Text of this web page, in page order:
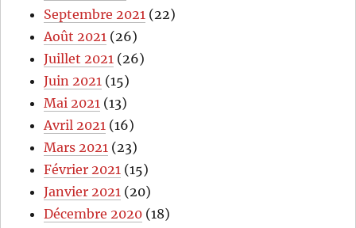
Septembre 2021 (22)
Août 2021 (26)
Juillet 2021 (26)
Juin 2021 (15)
Mai 2021 (13)
Avril 2021 (16)
Mars 2021 (23)
Février 2021 (15)
Janvier 2021 (20)
Décembre 2020 (18)